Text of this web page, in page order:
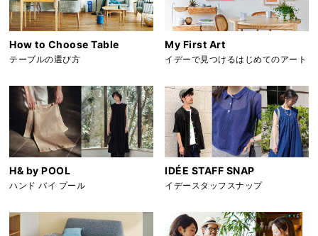
How to Choose Table
テーブルの選び方
My First Art
イデーで見つけるはじめてのアート
H& by POOL
ハンド バイ プール
IDÉE STAFF SNAP
イデースタッフスナップ